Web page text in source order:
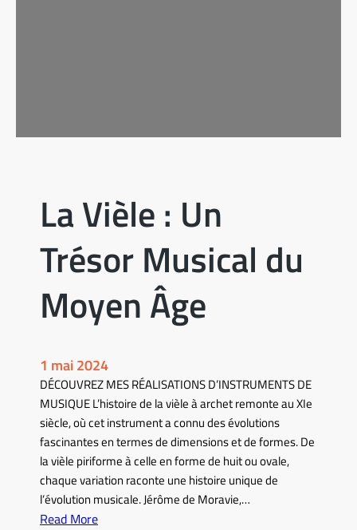
La Vièle : Un
Trésor Musical du
Moyen Âge
1 mai 2024
DÉCOUVREZ MES RÉALISATIONS D’INSTRUMENTS DE
MUSIQUE L’histoire de la vièle à archet remonte au XIe
siècle, où cet instrument a connu des évolutions
fascinantes en termes de dimensions et de formes. De
la vièle piriforme à celle en forme de huit ou ovale,
chaque variation raconte une histoire unique de
l’évolution musicale. Jérôme de Moravie,…
Read More